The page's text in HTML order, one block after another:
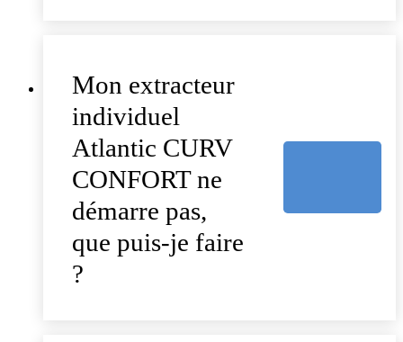
Mon extracteur
individuel
Atlantic CURV
CONFORT ne
démarre pas,
que puis-je faire
?